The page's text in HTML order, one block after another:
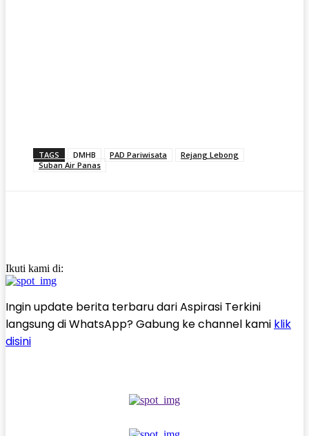
TAGS DMHB PAD Pariwisata
Rejang Lebong
Suban Air Panas
Ikuti kami di:
Ingin update berita terbaru dari Aspirasi Terkini
langsung di WhatsApp? Gabung ke channel kami klik
disini